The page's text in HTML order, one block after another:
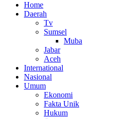
Home
Daerah
Tv
Sumsel
Muba
Jabar
Aceh
International
Nasional
Umum
Ekonomi
Fakta Unik
Hukum